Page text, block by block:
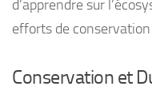
d’apprendre sur
efforts de conservation
Conservation et